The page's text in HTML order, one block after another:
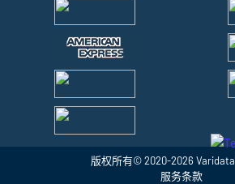
版权所有© 2020-2026 Varidata
服务条款